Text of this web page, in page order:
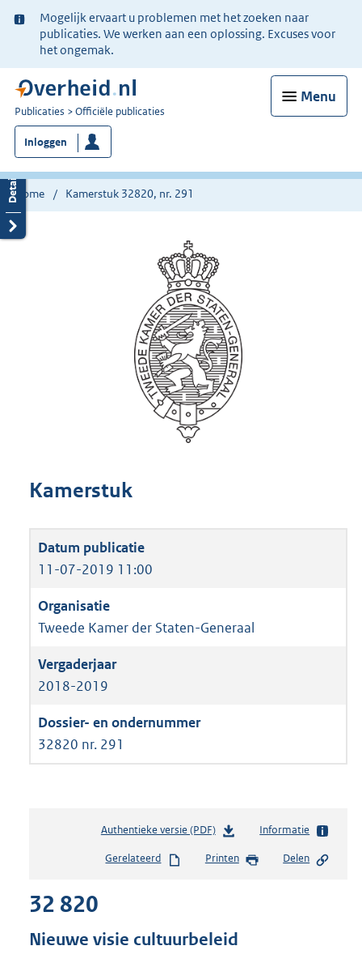
Ter
informatie:
Mogelijk ervaart u problemen met het zoeken naar
publicaties. We werken aan een oplossing. Excuses voor
het ongemak.
Menu
U
bent
nu
hier:
Publicaties Officiële publicaties
Inloggen
Home Kamerstuk 32820, nr. 291
Kamerstuk
11-07-2019 11:00
Tweede Kamer der Staten-Generaal
2018-2019
32820 nr. 291
Authentieke versie (PDF)b
s
s
Informatie
Gerelateerd Printen Delen
32 820
Nieuwe visie cultuurbeleid